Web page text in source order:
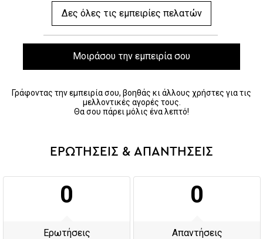
Δες όλες τις εμπειρίες πελατών
Μοιράσου την εμπειρία σου
Γράφοντας την εμπειρία σου, βοηθάς κι άλλους χρήστες για τις
μελλοντικές αγορές τους.
Θα σου πάρει μόλις ένα λεπτό!
ΕΡΩΤΗΣΕΙΣ & ΑΠΑΝΤΗΣΕΙΣ
0
Ερωτήσεις
0
Απαντήσεις